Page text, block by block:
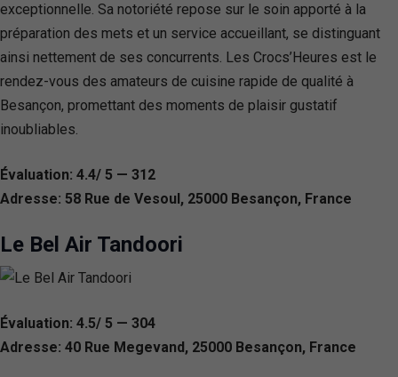
exceptionnelle. Sa notoriété repose sur le soin apporté à la
préparation des mets et un service accueillant, se distinguant
ainsi nettement de ses concurrents. Les Crocs’Heures est le
rendez-vous des amateurs de cuisine rapide de qualité à
Besançon, promettant des moments de plaisir gustatif
inoubliables.
Évaluation: 4.4/ 5 — 312
Adresse: 58 Rue de Vesoul, 25000 Besançon, France
Le Bel Air Tandoori
Évaluation: 4.5/ 5 — 304
Adresse: 40 Rue Megevand, 25000 Besançon, France